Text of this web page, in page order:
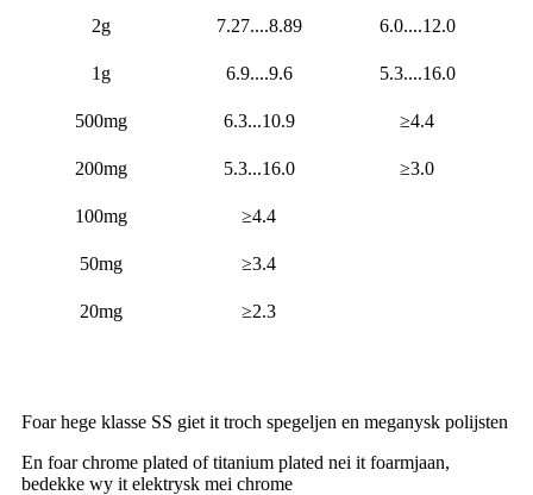
2g 7.27....8.89 6.0....12.0
1g 6.9....9.6 5.3....16.0
500mg 6.3...10.9 ≥4.4
200mg 5.3...16.0 ≥3.0
100mg ≥4.4
50mg ≥3.4
20mg ≥2.3
Foar hege klasse SS giet it troch spegeljen en meganysk polijsten
En foar chrome plated of titanium plated nei it foarmjaan,
bedekke wy it elektrysk mei chrome